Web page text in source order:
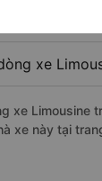
xe
xe
xe này tại